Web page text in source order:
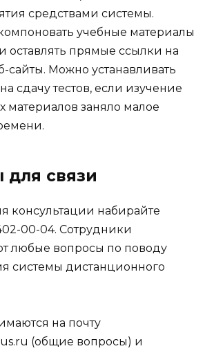
средствами системы.
учебные материалы
оставлять прямые ссылки на
сайты. Можно устанавливать
сдачу тестов, если изучение
материалов заняло малое
для связи
консультации набирайте
00-04. Сотрудники
любые вопросы по поводу
системы дистанционного
на почту
(общие вопросы) и